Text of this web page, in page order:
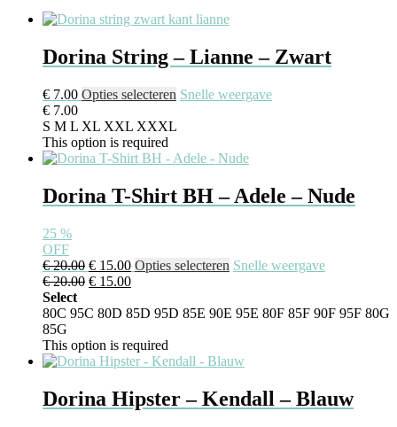
gekozen
op
de
productpagina
Dorina String – Lianne – Zwart
€ 7.00 Opties selecteren Dit
variaties.
optie
kan
de
Snelle weergave
€ 7.00
S M L XL XXL XXXL
This option is required
Dorina T-Shirt BH – Adele – Nude
25 %
OFF
€20.00 Oorspronkelijke
prijs
€ 20.00.
€ 15.00Huidige
prijs
€ 15.00.
Opties selecteren Dit
meerdere
optie
gekozen
worden
Snelle weergave
€20.00 Oorspronkelijke
was:
€ 15.00Huidige
is:
Select
80C 95C 80D 85D 95D 85E 90E 95E 80F 85F 90F 95F 80G
85G
This option is required
Dorina Hipster – Kendall – Blauw